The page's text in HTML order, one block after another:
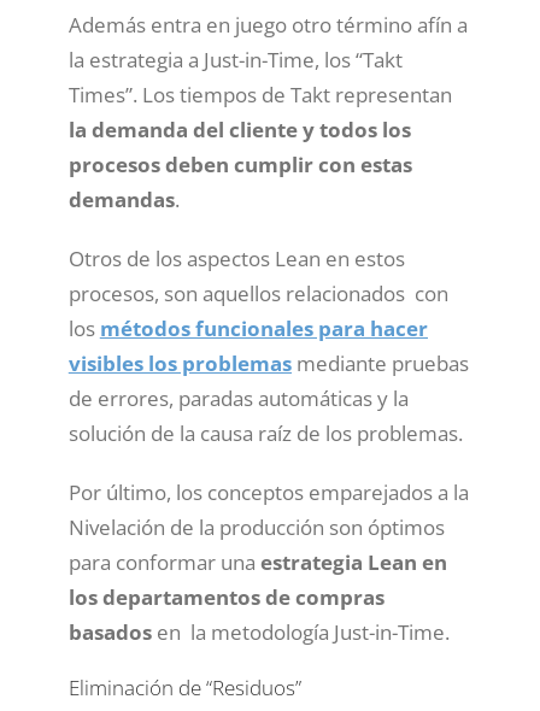
Además entra en juego otro término afín a
la estrategia a Just-in-Time, los “Takt
Times”. Los tiempos de Takt representan
la demanda del cliente y todos los
procesos deben cumplir con estas
demandas.
Otros de los aspectos Lean en estos
procesos, son aquellos relacionados con
los métodos funcionales para hacer
visibles los problemasmediante pruebas
de errores, paradas automáticas y la
solución de la causa raíz de los problemas.
Por último, los conceptos emparejados a la
Nivelación de la producción son óptimos
para conformar una estrategia Lean en
los departamentos de compras
basadosen la metodología Just-in-Time.
Eliminación de “Residuos”